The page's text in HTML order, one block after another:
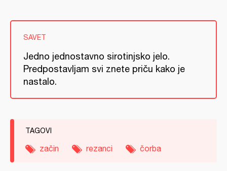
SAVET
Jedno jednostavno sirotinjsko jelo.
Predpostavljam svi znete priču kako je
nastalo.
TAGOVI
začin rezanci čorba